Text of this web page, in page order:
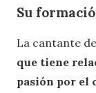
Su
La cantante
que tiene
pasión por el